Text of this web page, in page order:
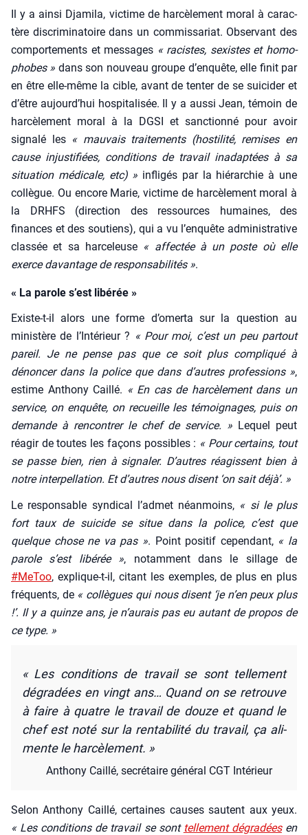
Il y a ain­si Dja­mi­la, vic­time de har­cè­le­ment moral à carac­
tère dis­cri­mi­na­toire dans un com­mis­sa­riat. Obser­vant des
com­por­te­ments et mes­sages « racistes, sexistes et homo­
phobes » dans son nou­veau groupe d’en­quête, elle finit par
en être elle-même la cible, avant de ten­ter de se sui­ci­der et
d’être aujourd’­hui hos­pi­ta­li­sée. Il y a aus­si Jean, témoin de
har­cè­le­ment moral à la DGSI et sanc­tion­né pour avoir
signa­lé les « mau­vais trai­te­ments (hos­ti­li­té, remises en
cause injus­ti­fiées, condi­tions de tra­vail inadap­tées à sa
situa­tion médi­cale, etc) » infli­gés par la hié­rar­chie à une
col­lègue. Ou encore Marie, vic­time de har­cè­le­ment moral à
la DRHFS (direc­tion des res­sources humaines, des
finances et des sou­tiens), qui a vu l’en­quête admi­nis­tra­tive
clas­sée et sa har­ce­leuse « affec­tée à un poste où elle
exerce davan­tage de res­pon­sa­bi­li­tés ».
« La parole s’est libérée »
Existe-t-il alors une forme d’o­mer­ta sur la ques­tion au
minis­tère de l’In­té­rieur ? « Pour moi, c’est un peu par­tout
pareil. Je ne pense pas que ce soit plus com­pli­qué à
dénon­cer dans la police que dans d’autres pro­fes­sions »,
estime Antho­ny Caillé. « En cas de har­cè­le­ment dans un
ser­vice, on enquête, on recueille les témoi­gnages, puis on
demande à ren­con­trer le chef de ser­vice. » Lequel peut
réagir de toutes les façons pos­sibles : « Pour cer­tains, tout
se passe bien, rien à signa­ler. D’autres réagissent bien à
notre inter­pel­la­tion. Et d’autres nous disent ‘on sait déjà’. »
Le res­pon­sable syn­di­cal l’ad­met néan­moins, « si le plus
fort taux de sui­cide se situe dans la police, c’est que
quelque chose ne va pas ». Point posi­tif cepen­dant, « la
parole s’est libé­rée », notam­ment dans le sillage de
#MeToo, explique-t-il, citant les exemples, de plus en plus
fré­quents, de « col­lègues qui nous disent ‘je n’en peux plus
!’. Il y a quinze ans, je n’au­rais pas eu autant de pro­pos de
ce type. »
« Les condi­tions de tra­vail se sont tel­le­ment
dégra­dées en vingt ans… Quand on se retrouve
à faire à quatre le tra­vail de douze et quand le
chef est noté sur la ren­ta­bi­li­té du tra­vail, ça ali­
mente le har­cè­le­ment. »
Antho­ny Caillé, secré­taire géné­ral CGT Inté­rieur
Selon Antho­ny Caillé, cer­taines causes sautent aux yeux.
« Les condi­tions de tra­vail se sont tel­le­ment dégra­déesen